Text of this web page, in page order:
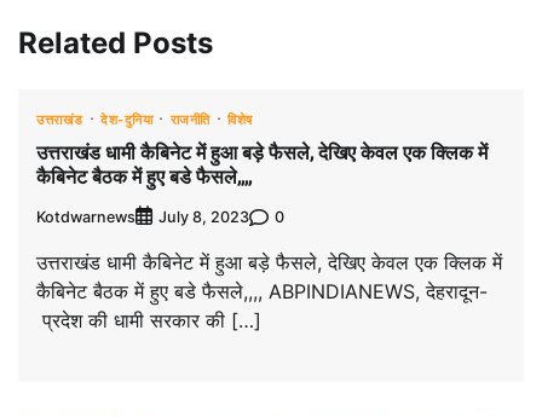
Related Posts
उत्तराखंड देश-दुनिया राजनीति विशेष
उत्तराखंड धामी कैबिनेट में हुआ बड़े फैसले, देखिए केवल एक क्लिक में
कैबिनेट बैठक में हुए बडे फैसले,,,,
Kotdwarnews July 8, 2023 0
उत्तराखंड धामी कैबिनेट में हुआ बड़े फैसले, देखिए केवल एक क्लिक में
कैबिनेट बैठक में हुए बडे फैसले,,,, ABPINDIANEWS, देहरादून-
प्रदेश की धामी सरकार की […]